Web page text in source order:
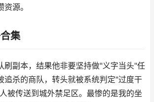
源。
集
刷副本，结果他非要坚持做"义字当头"任
追杀的商队，转头就被系统判定"过度干
被传送到城外禁足区。最惨的是我的坐